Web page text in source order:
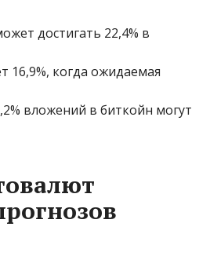
достигать 22,4% в
16,9%, когда ожидаемая
вложений в биткойн могут